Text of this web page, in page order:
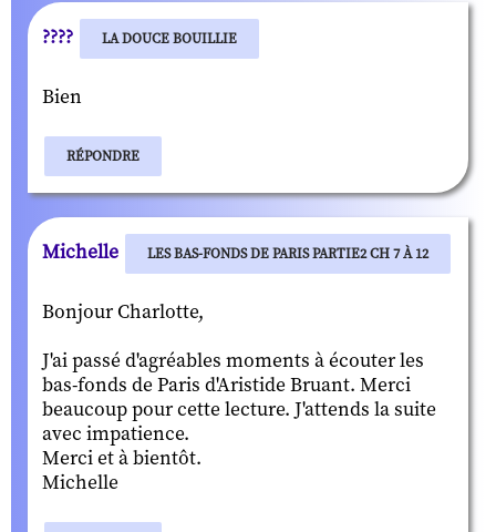
???? LA DOUCE BOUILLIE
Bien
RÉPONDRE
Michelle LES BAS-FONDS DE PARIS PARTIE2 CH 7 À 12
Bonjour Charlotte,
J'ai passé d'agréables moments à écouter les
bas-fonds de Paris d'Aristide Bruant. Merci
beaucoup pour cette lecture. J'attends la suite
avec impatience.
Merci et à bientôt.
Michelle